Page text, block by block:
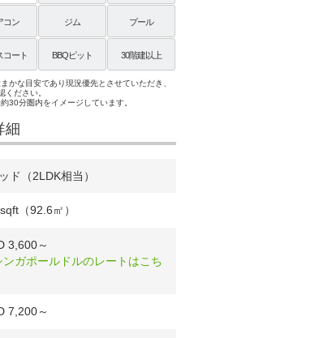
コン ジム プール
コート BBQピット 30階建以上
かな目安であり現況優先とさせていただき、
ください。
30分圏内をイメージしています。
細
ド（2LDK相当）
（92.6㎡）
3,600～
ンガポールドルのレートはこち
7,200～